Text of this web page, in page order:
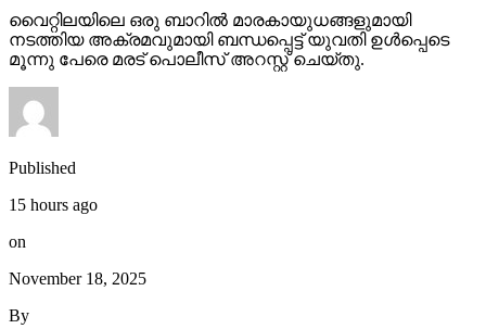
വൈറ്റിലയിലെ ഒരു ബാറില്‍ മാരകായുധങ്ങളുമായി
നടത്തിയ അക്രമവുമായി ബന്ധപ്പെട്ട് യുവതി ഉള്‍പ്പെടെ
മൂന്നു പേരെ മരട് പൊലീസ് അറസ്റ്റ് ചെയ്തു.
Published
15 hours ago
on
November 18, 2025
By